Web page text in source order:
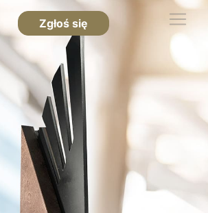
Zgłoś się